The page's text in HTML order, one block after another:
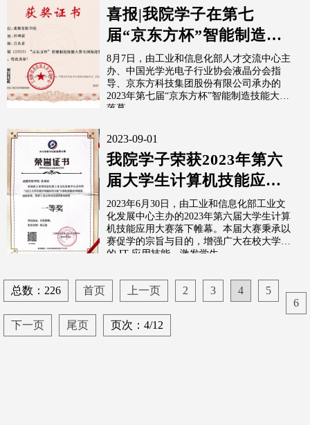
喜报|我院学子在第七
届“京东方杯”智能制造大
赛中荣获全国海选赛一等
奖
8月7日，由工业和信息化部人才交流中心主
办、中国光学光电子行业协会液晶分会指
导、京东方科技集团股份有限公司承办的
2023年第七届“京东方杯”智能制造技能大赛
落幕。
2023-09-01
我院学子荣获2023年第六
届大学生计算机技能应用
大赛全国决赛一等奖
2023年6月30日，由工业和信息化部工业文
化发展中心主办的2023年第六届大学生计算
机技能应用大赛落下帷幕。本届大赛秉承以
赛促学的宗旨与目的，增强广大在校大学生
的 IT 应用技能，激发学生...
总数：226 首页 上一页 2 3 4
5
6
下一页
尾页 页次：4/12